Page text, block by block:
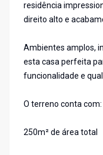
residência
direito alto e
Ambientes amplos,
esta casa perfeita
funcionalidade e
O terreno conta com:
250m² de área total